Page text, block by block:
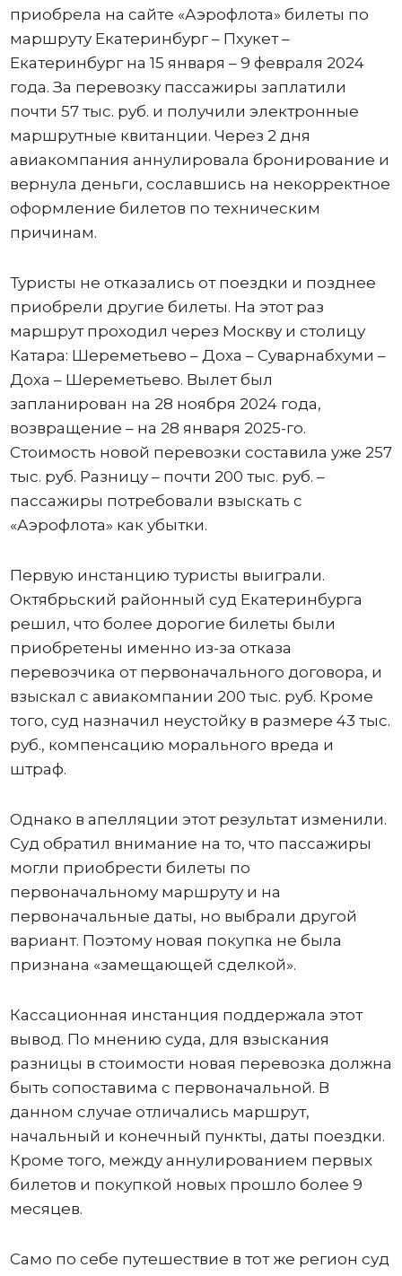
приобрела на сайте «Аэрофлота» билеты по
маршруту Екатеринбург – Пхукет –
Екатеринбург на 15 января – 9 февраля 2024
года. За перевозку пассажиры заплатили
почти 57 тыс. руб. и получили электронные
маршрутные квитанции. Через 2 дня
авиакомпания аннулировала бронирование и
вернула деньги, сославшись на некорректное
оформление билетов по техническим
причинам.
Туристы не отказались от поездки и позднее
приобрели другие билеты. На этот раз
маршрут проходил через Москву и столицу
Катара: Шереметьево – Доха – Суварнабхуми –
Доха – Шереметьево. Вылет был
запланирован на 28 ноября 2024 года,
возвращение – на 28 января 2025-го.
Стоимость новой перевозки составила уже 257
тыс. руб. Разницу – почти 200 тыс. руб. –
пассажиры потребовали взыскать с
«Аэрофлота» как убытки.
Первую инстанцию туристы выиграли.
Октябрьский районный суд Екатеринбурга
решил, что более дорогие билеты были
приобретены именно из-за отказа
перевозчика от первоначального договора, и
взыскал с авиакомпании 200 тыс. руб. Кроме
того, суд назначил неустойку в размере 43 тыс.
руб., компенсацию морального вреда и
штраф.
Однако в апелляции этот результат изменили.
Суд обратил внимание на то, что пассажиры
могли приобрести билеты по
первоначальному маршруту и на
первоначальные даты, но выбрали другой
вариант. Поэтому новая покупка не была
признана «замещающей сделкой».
Кассационная инстанция поддержала этот
вывод. По мнению суда, для взыскания
разницы в стоимости новая перевозка должна
быть сопоставима с первоначальной. В
данном случае отличались маршрут,
начальный и конечный пункты, даты поездки.
Кроме того, между аннулированием первых
билетов и покупкой новых прошло более 9
месяцев.
Само по себе путешествие в тот же регион суд